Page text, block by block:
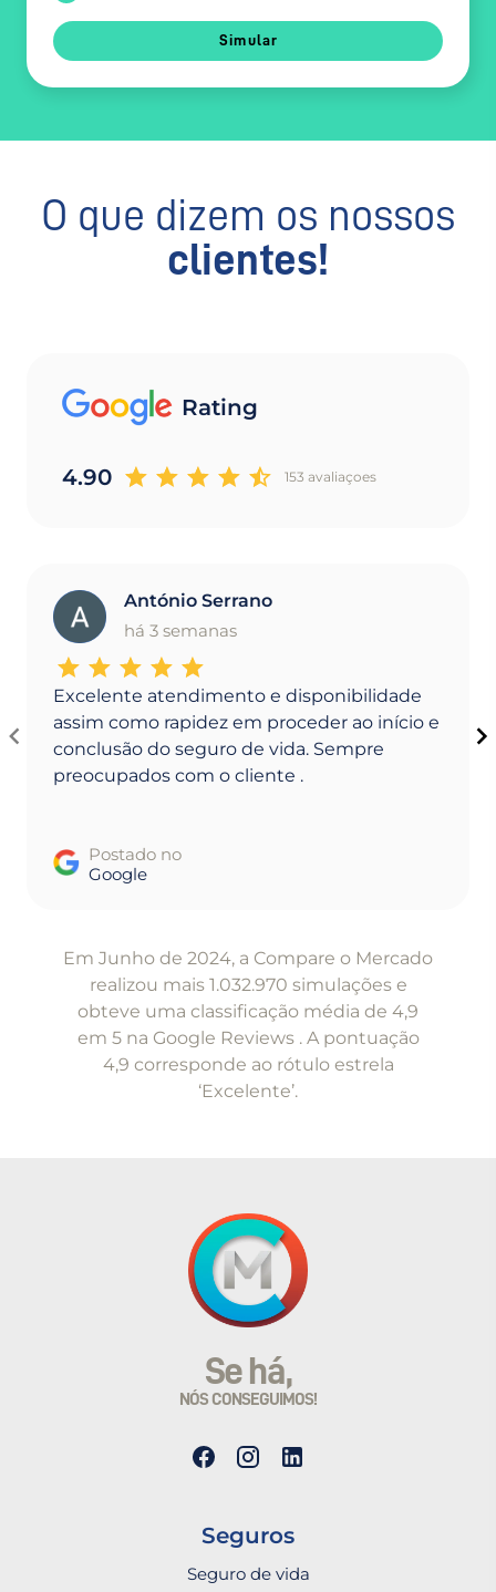
Simular
O que dizem os nossos
clientes!
Rating
4.90 153 avaliaçoes
A
António Serrano
há 3 semanas
Excelente atendimento e disponibilidade
assim como rapidez em proceder ao início e
conclusão do seguro de vida. Sempre
preocupados com o cliente .
Postado no
Google
Em Junho de 2024, a Compare o Mercado
realizou mais 1.032.970 simulações e
obteve uma classificação média de 4,9
em 5 na Google Reviews . A pontuação
4,9 corresponde ao rótulo estrela
‘Excelente’.
Se há,
NÓS CONSEGUIMOS!
Seguros
Seguro de vida